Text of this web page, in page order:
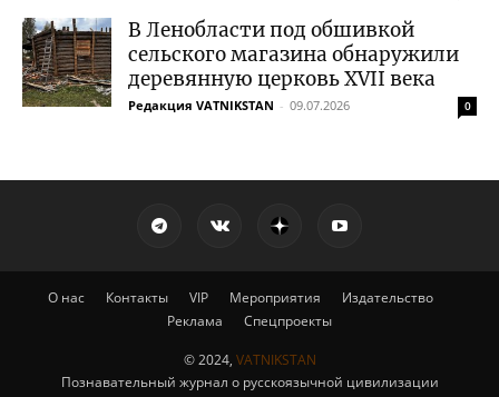
В Ленобласти под обшивкой
сельского магазина обнаружили
деревянную церковь XVII века
Редакция VATNIKSTAN - 09.07.2026 0
О нас Контакты VIP Мероприятия
Издательство
Реклама
Спецпроекты
© 2024, VATNIKSTAN
Познавательный журнал о русскоязычной цивилизации